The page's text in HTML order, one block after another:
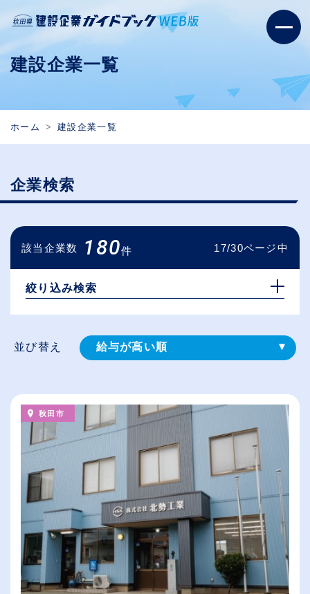
建設企業一覧
ホーム 建設企業一覧
企業検索
該当企業数 180件 17/30ページ中
絞り込み検索
並び替え 給与が高い順
従業員が多い順
休日数が多い順
秋田市